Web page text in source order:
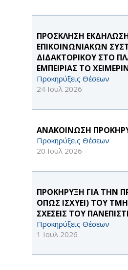
ΠΡΟΣΚΛΗΣΗ
ΕΠΙΚΟΙΝΩΝΙΑΚΩΝ
ΔΙΔΑΚΤΟΡΙΚΟΥ ΣΤΟ
ΕΜΠΕΙΡΙΑΣ ΤΟ
Προκηρύξεις Θέσεων
24 Ιουλ 2026
ΑΝΑΚΟΙΝΩΣΗ
Προκηρύξεις Θέσεων
20 Ιουλ 2026
ΠΡΟΚΗΡΥΞΗ ΓΙΑ ΤΗΝ
ΟΠΩΣ ΙΣΧΥΕΙ) ΤΟΥ
ΣΧΕΣΕΙΣ ΤΟΥ
Προκηρύξεις Θέσεων
1 Ιουλ 2026